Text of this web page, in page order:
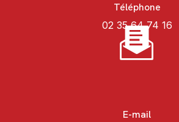
Téléphone
02 35 64 74 16
E-mail